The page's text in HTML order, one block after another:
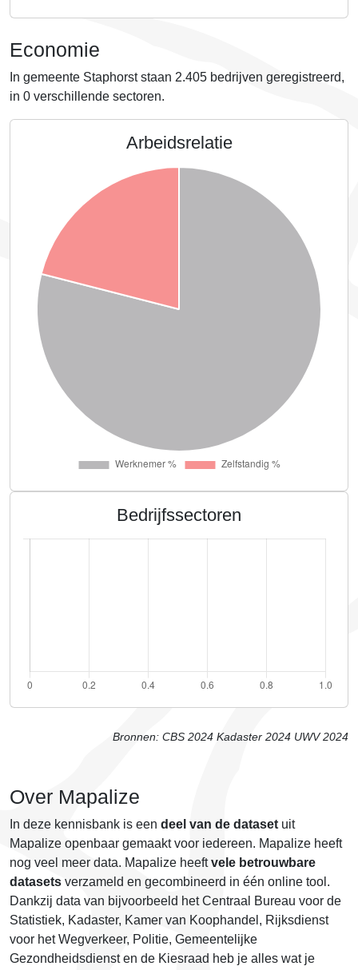
Economie
In gemeente Staphorst staan 2.405 bedrijven geregistreerd,
in 0 verschillende sectoren.
Arbeidsrelatie
Bedrijfssectoren
Bronnen: CBS 2024 Kadaster 2024 UWV 2024
Over Mapalize
In deze kennisbank is een deel van de dataset uit
Mapalize openbaar gemaakt voor iedereen. Mapalize heeft
nog veel meer data. Mapalize heeftvele betrouwbare
datasets verzameld en gecombineerd in één online tool.
Dankzij data van bijvoorbeeld het Centraal Bureau voor de
Statistiek, Kadaster, Kamer van Koophandel, Rijksdienst
voor het Wegverkeer, Politie, Gemeentelijke
Gezondheidsdienst en de Kiesraad heb je alles wat je